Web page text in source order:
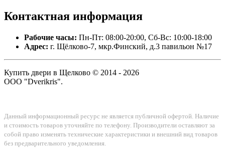
Контактная информация
Рабочие часы: Пн-Пт: 08:00-20:00, Сб-Вс: 10:00-18:00
Адрес: г. Щёлково-7, мкр.Финский, д.3 павильон №17
Купить двери в Щелково © 2014 - 2026
ООО "Dverikris".
Данный информационный ресурс не является публичной офертой. Наличие
и стоимость товаров уточняйте по телефону. Производители оставляют за
собой право изменять технические характеристики и внешний вид товаров
без предварительного уведомления.